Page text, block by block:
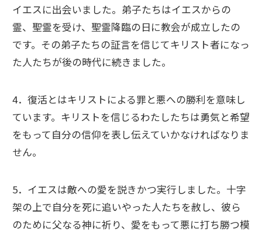
イエスに出会いました。弟子たちはイエスからの
霊、聖霊を受け、聖霊降臨の日に教会が成立したの
です。その弟子たちの証言を信じてキリスト者になっ
た人たちが後の時代に続きました。
4．復活とはキリストによる罪と悪への勝利を意味し
ています。キリストを信じるわたしたちは勇気と希望
をもって自分の信仰を表し伝えていかなければなりま
せん。
5．イエスは敵への愛を説きかつ実行しました。十字
架の上で自分を死に追いやった人たちを赦し、彼ら
のために父なる神に祈り、愛をもって悪に打ち勝つ模